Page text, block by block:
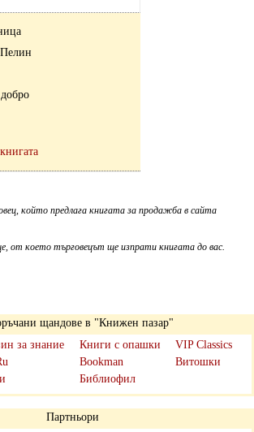
който предлага книгата за продажба в сайта
от което търговецът ще изпрати книгата до вас.
щандове в "Книжен пазар"
за знание
Книги с опашки
Bookman
Библиофил
VIP Classics
Витошки
Партньори